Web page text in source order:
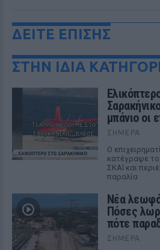
ΔΕΙΤΕ ΕΠΙΣΗΣ
ΣΤΗΝ ΙΔΙΑ
μπάνιο οι
ΣΉΜΕΡΑ
Ο
κατέγραψε το
ΣΚΑΪ και
παραλία
Νέα
Πόσες
πότε
ΣΉΜΕΡΑ